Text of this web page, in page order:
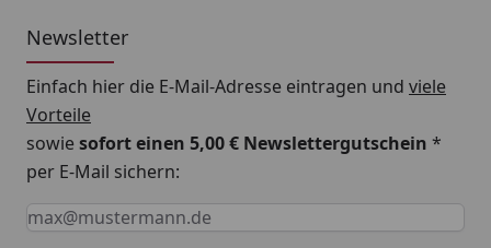
Newsletter
Einfach hier die E-Mail-Adresse eintragen und viele
Vorteile
sowiesofort einen 5,00 € Newslettergutschein *
per E-Mail sichern:
Keine Eingabe erforderlich
Eingabe erforderlich
E-Mail *